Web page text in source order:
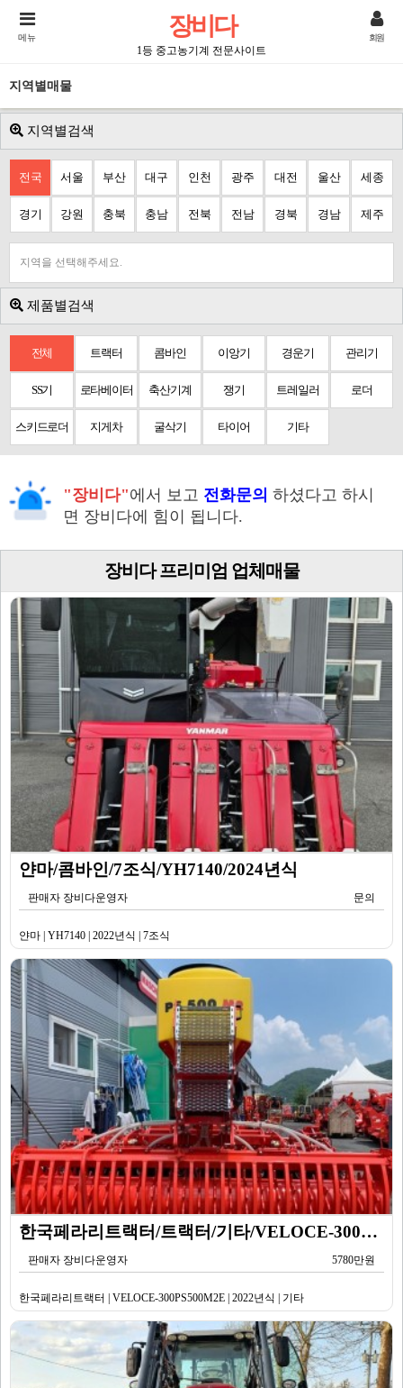
장비다
1등 중고농기계 전문사이트
메뉴 회원
지역별매물
지역별검색
전국 서울 부산 대구 인천 광주 대전 울산 세종
경기 강원 충북 충남 전북 전남 경북 경남 제주
지역을 선택해주세요.
제품별검색
전체 트랙터 콤바인 이앙기 경운기 관리기
SS기 로타베이터 축산기계 쟁기 트레일러 로더
스키드로더 지게차 굴삭기 타이어 기타
"장비다"에서 보고 전화문의 하셨다고 하시
면 장비다에 힘이 됩니다.
장비다 프리미엄 업체매물
얀마/콤바인/7조식/YH7140/2024년식
판매자 장비다운영자 문의
얀마 | YH7140 | 2022년식 | 7조식
한국페라리트랙터/트랙터/기타/VELOCE-300PS500M2E/2022년식
판매자 장비다운영자 5780만원
한국페라리트랙터 | VELOCE-300PS500M2E | 2022년식 | 기타